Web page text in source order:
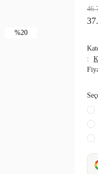
%20